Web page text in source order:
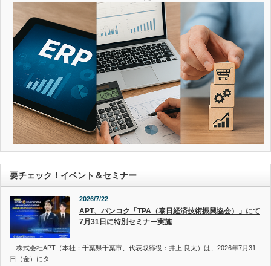
要チェック！イベント＆セミナー
2026/7/22
APT、バンコク「TPA（泰日経済技術振興協会）」にて
7月31日に特別セミナー実施
株式会社APT（本社：千葉県千葉市、代表取締役：井上 良太）は、2026年7月31
日（金）にタ…